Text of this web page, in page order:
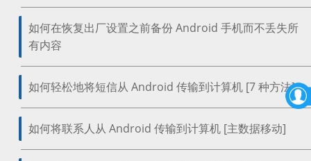
如何在恢复出厂设置之前备份 Android 手机而不丢失所
有内容
如何轻松地将短信从 Android 传输到计算机 [7 种方法]
如何将联系人从 Android 传输到计算机 [主数据移动]